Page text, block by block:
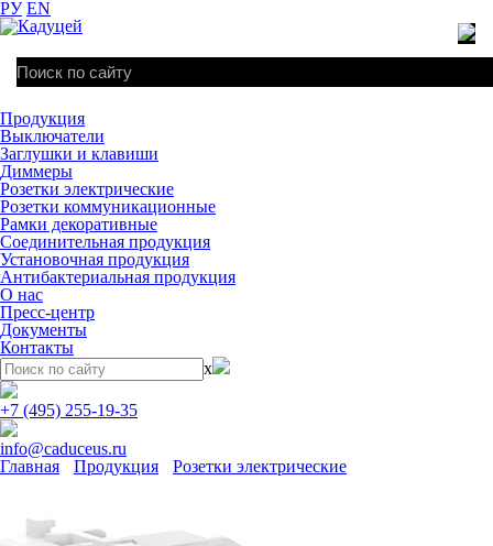
РУ EN
Продукция
Выключатели
Заглушки и клавиши
Диммеры
Розетки электрические
Розетки коммуникационные
Рамки декоративные
Соединительная продукция
Установочная продукция
Антибактериальная продукция
О нас
Пресс-центр
Документы
Контакты
x
+7 (495) 255-19-35
info@caduceus.ru
Главная
Продукция Розетки электрические